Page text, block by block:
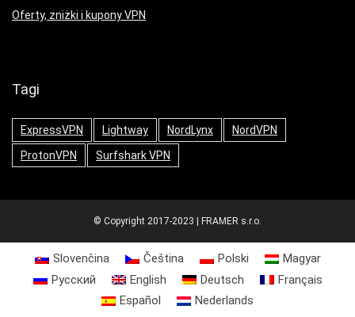
Oferty, zniżki i kupony VPN
Tagi
ExpressVPN Lightway NordLynx
NordVPN
ProtonVPN
Surfshark VPN
© Copyright 2017-2023 | FRAMER s.r.o.
Slovenčina Čeština Polski
Magyar
Русский
English Deutsch
Français
Español
Nederlands